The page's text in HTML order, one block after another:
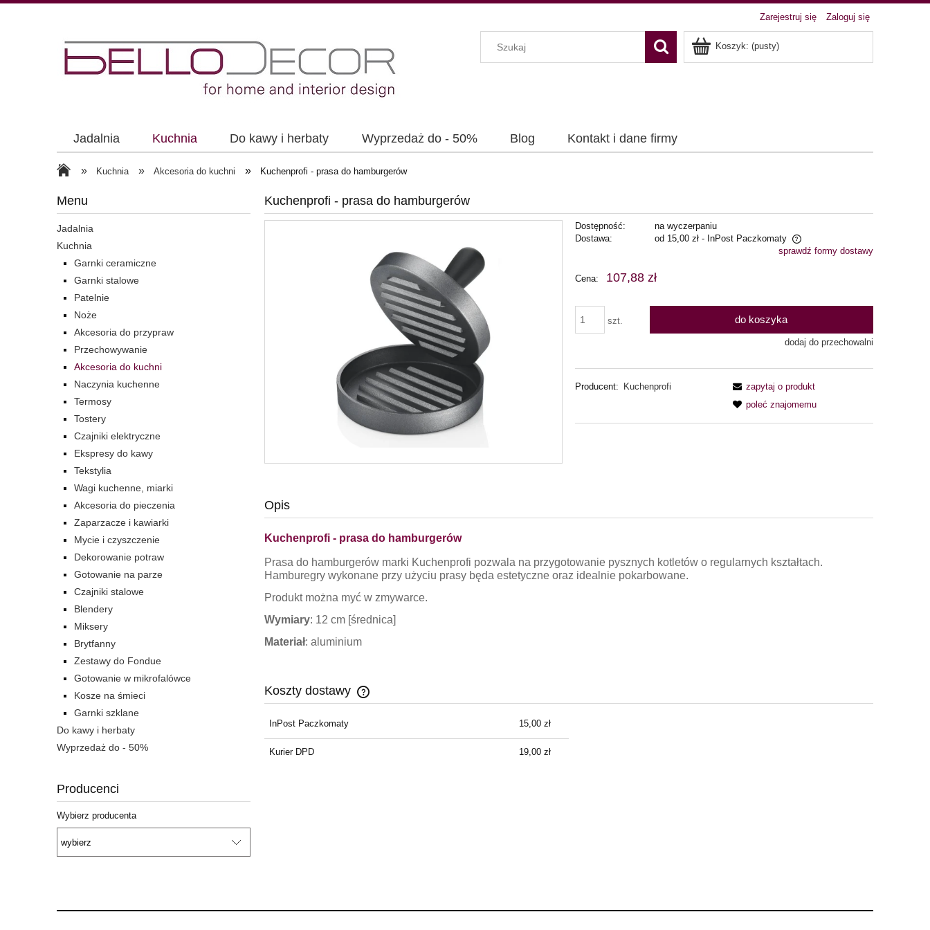
Zarejestruj się Zaloguj się
Koszyk: (pusty)
Jadalnia Kuchnia Do kawy i herbaty Wyprzedaż do - 50% Blog Kontakt i dane firmy
» Kuchnia » Akcesoria do kuchni » Kuchenprofi - prasa do hamburgerów
Menu
Jadalnia
Kuchnia
Garnki ceramiczne
Garnki stalowe
Patelnie
Noże
Akcesoria do przypraw
Przechowywanie
Akcesoria do kuchni
Naczynia kuchenne
Termosy
Tostery
Czajniki elektryczne
Ekspresy do kawy
Tekstylia
Wagi kuchenne, miarki
Akcesoria do pieczenia
Zaparzacze i kawiarki
Mycie i czyszczenie
Dekorowanie potraw
Gotowanie na parze
Czajniki stalowe
Blendery
Miksery
Brytfanny
Zestawy do Fondue
Gotowanie w mikrofalówce
Kosze na śmieci
Garnki szklane
Do kawy i herbaty
Wyprzedaż do - 50%
Producenci
Wybierz producenta
Kuchenprofi - prasa do hamburgerów
Dostępność:
na wyczerpaniu
Dostawa:
od 15,00 zł - InPost Paczkomaty
płatności
sprawdź formy dostawy
Cena: 107,88 zł
szt. do koszyka
dodaj do przechowalni
Producent: Kuchenprofi
zapytaj o produkt
poleć znajomemu
Opis
Kuchenprofi - prasa do hamburgerów
Prasa do hamburgerów marki Kuchenprofi pozwala na przygotowanie pysznych kotletów o regularnych kształtach.
Hamburegry wykonane przy użyciu prasy będa estetyczne oraz idealnie pokarbowane.
Produkt można myć w zmywarce.
Wymiary: 12 cm [średnica]
Materiał: aluminium
Koszty dostawy
Cena nie zawiera ewentualnych kosztów
płatności
InPost Paczkomaty 15,00 zł
Kurier DPD 19,00 zł